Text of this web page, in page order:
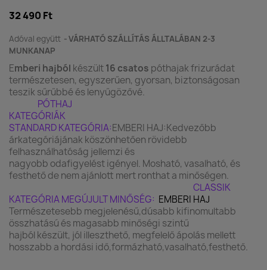
32 490 Ft
Adóval együtt
VÁRHATÓ SZÁLLÍTÁS ÁLLTALÁBAN 2-3
MUNKANAP
Emberi hajból készült16 csatos póthajak frizurádat
természetesen, egyszerűen, gyorsan, biztonságosan
teszik sűrűbbé és lenyűgözővé.
PÓTHAJ
STANDARD KATEGÓRIA:EMBERI HAJ:Kedvezőbb
árkategóriájának köszönhetően rövidebb
felhasználhatóság jellemzi és
nagyobb odafigyelést igényel. Mosható, vasalható, és
festhető de nem ajánlott mert ronthat a minőségen.
CLASSIK
KATEGÓRIA MEGÚJULT MINŐSÉG: EMBERI HAJ
Természetesebb megjelenésű,dúsabb kifinomultabb
összhatású és magasabb minőségi szintű
hajból készült, jól illeszthető, megfelelő ápolás mellett
hosszabb a hordási idő,formázható,vasalható,festhető.